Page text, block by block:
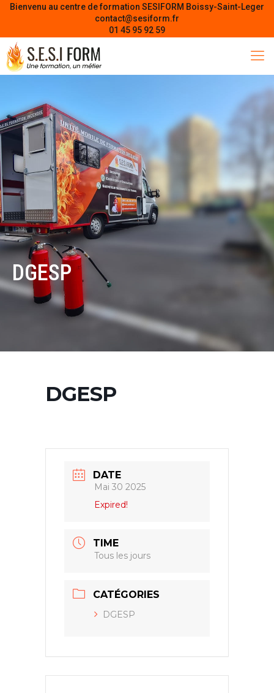
Bienvenu au centre de formation SESIFORM Boissy-Saint-Leger
contact@sesiform.fr
01 45 95 92 59
DGESP
DGESP
DATE
Mai 30 2025
Expired!
TIME
Tous les jours
CATÉGORIES
DGESP